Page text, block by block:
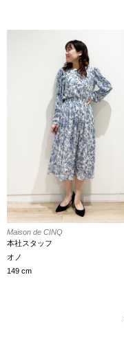
Maison de CINQ
本社スタッフ
オノ
149 cm